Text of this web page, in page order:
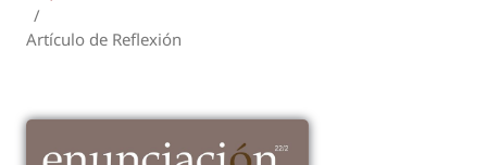
/
Artículo de Reflexión